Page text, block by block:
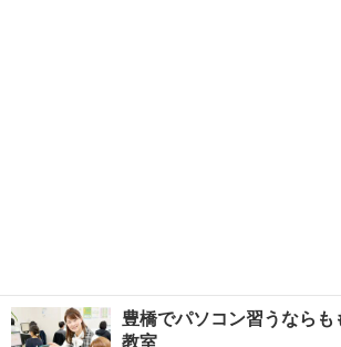
豊橋でパソコン習うならも
教室